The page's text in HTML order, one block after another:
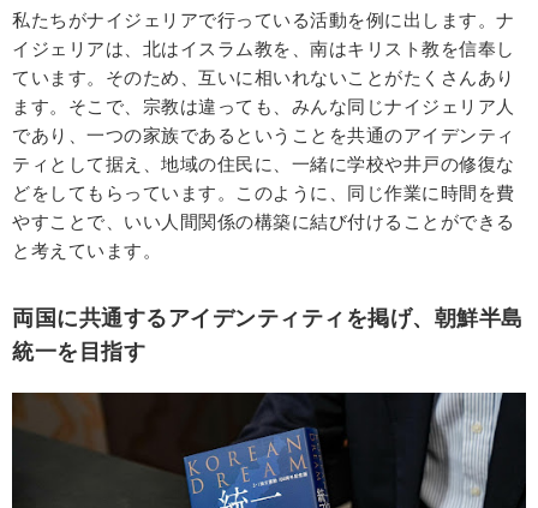
私たちがナイジェリアで行っている活動を例に出します。ナ
イジェリアは、北はイスラム教を、南はキリスト教を信奉し
ています。そのため、互いに相いれないことがたくさんあり
ます。そこで、宗教は違っても、みんな同じナイジェリア人
であり、一つの家族であるということを共通のアイデンティ
ティとして据え、地域の住民に、一緒に学校や井戸の修復な
どをしてもらっています。このように、同じ作業に時間を費
やすことで、いい人間関係の構築に結び付けることができる
と考えています。
両国に共通するアイデンティティを掲げ、朝鮮半島
統一を目指す